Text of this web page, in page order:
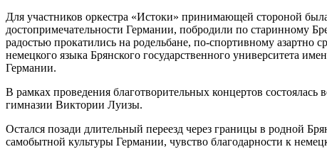
Для участников оркестра «Истоки» принимающей стороной
достопримечательности Германии, побродили по старинному
радостью прокатились на родельбане, по-спортивному азартно
немецкого языка Брянского государственного университета
Германии.
В рамках проведения благотворительных концертов
гимназии Виктории Луизы.
Остался позади длительный переезд через границы в родной
самобытной культуры Германии, чувство благодарности к